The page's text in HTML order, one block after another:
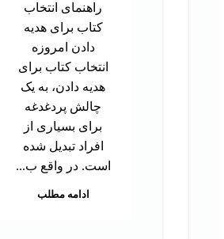
راهنمای انتخاب
کتاب برای هدیه
دادن امروزه
انتخاب کتاب برای
هدیه دادن، به یک
چالش پردغدغه
برای بسیاری از
افراد تبدیل شده
است. در واقع ب...
ادامه مطلب